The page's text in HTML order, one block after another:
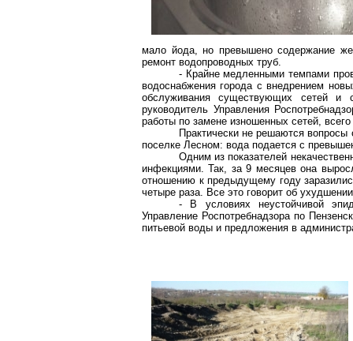
мало йода, но превышено содержание
ремонт водопроводных труб.
- Крайне медленными темпами
водоснабжения города с внедрением
обслуживания существующих сетей
руководитель Управления
работы по замене изношенных сетей,
Практически не решаются вопросы
поселке Лесном: вода подается с
Одним из показателей
инфекциями. Так, за 9 месяцев она
отношению к предыдущему году
четыре раза. Все это говорит об
- В условиях неустойчивой
Управление Роспотребнадзора по
питьевой воды и предложения в